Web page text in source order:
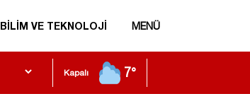
BİLİM VE TEKNOLOJİ MENÜ
Kapalı 7°